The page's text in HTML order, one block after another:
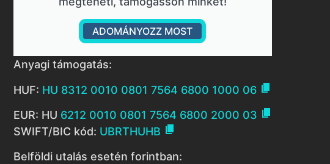
ADOMÁNYOZZ MOST
Anyagi támogatás:
HUF: HU 8312 0010 0801 7564 6800 1000 06 
EUR: HU 6212 0010 0801 7564 6800 2000 03 
SWIFT/BIC kód: UBRTHUHB 
Belföldi utalás esetén forintban: